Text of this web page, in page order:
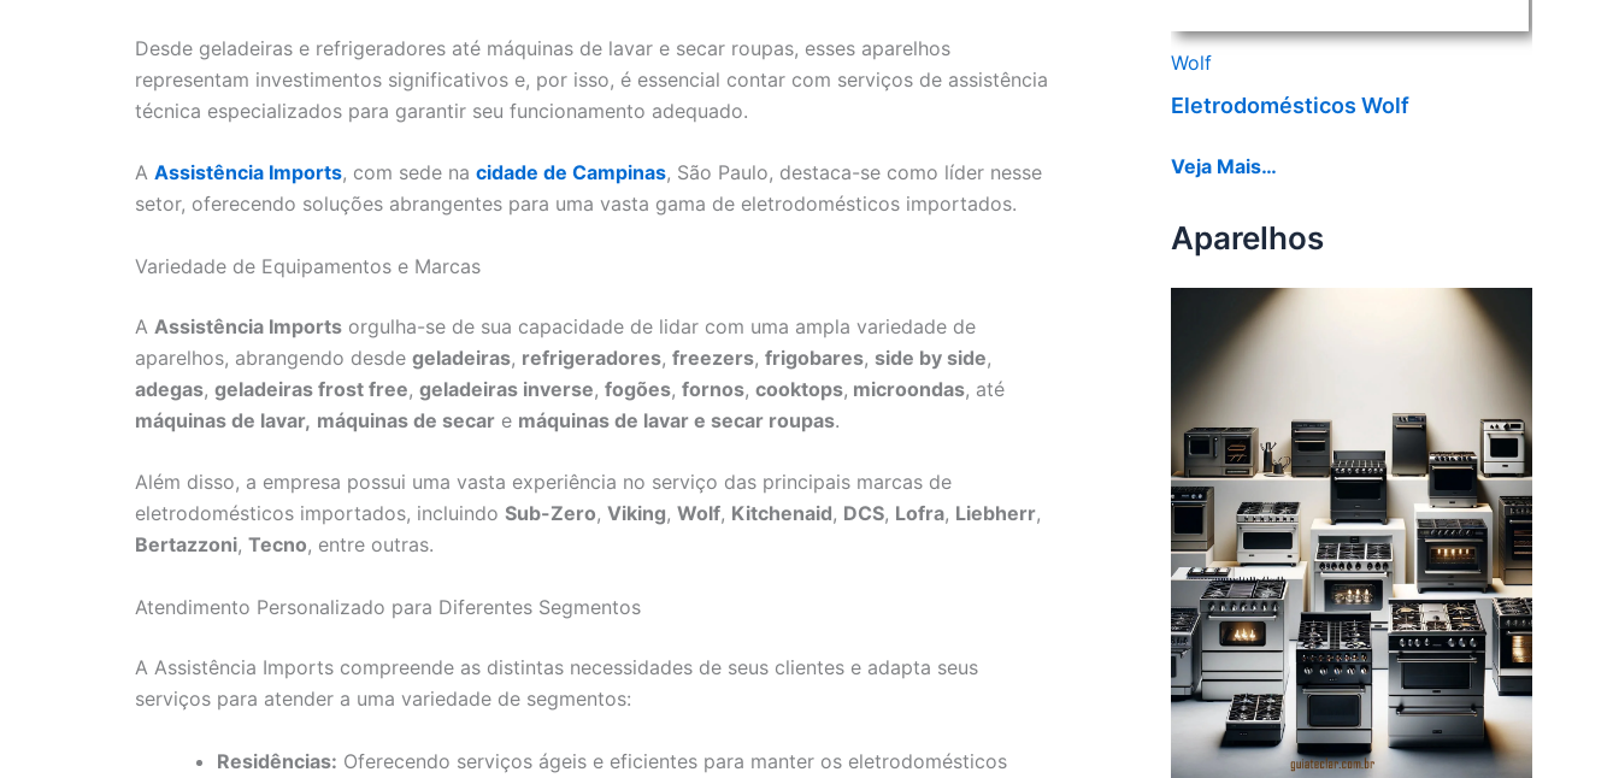
Desde geladeiras e refrigeradores até máquinas de lavar e secar roupas, esses aparelhos
representam investimentos significativos e, por isso, é essencial contar com serviços de assistência
técnica especializados para garantir seu funcionamento adequado.
A Assistência Imports, com sede na cidade de Campinas, São Paulo, destaca-se como líder nesse
setor, oferecendo soluções abrangentes para uma vasta gama de eletrodomésticos importados.
Variedade de Equipamentos e Marcas
A Assistência Imports orgulha-se de sua capacidade de lidar com uma ampla variedade de
aparelhos, abrangendo desde geladeiras, refrigeradores, freezers, frigobares, side by side,
adegas, geladeiras frost free, geladeiras inverse, fogões, fornos, cooktops, microondas, até
máquinas de lavar, máquinas de secar e máquinas de lavar e secar roupas.
Além disso, a empresa possui uma vasta experiência no serviço das principais marcas de
eletrodomésticos importados, incluindo Sub-Zero, Viking, Wolf, Kitchenaid, DCS, Lofra, Liebherr,
Bertazzoni, Tecno, entre outras.
Atendimento Personalizado para Diferentes Segmentos
A Assistência Imports compreende as distintas necessidades de seus clientes e adapta seus
serviços para atender a uma variedade de segmentos:
Residências: Oferecendo serviços ágeis e eficientes para manter os eletrodomésticos
Wolf
Eletrodomésticos Wolf
Veja Mais…
Aparelhos